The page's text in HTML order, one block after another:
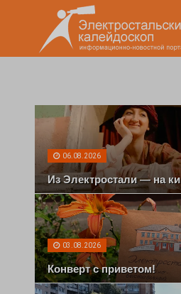
06.08.2026
Из Электростали — на
03.08.2026
Конверт с приветом!